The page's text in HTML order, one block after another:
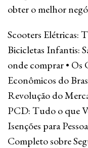
obter o melhor
Scooters Elétricas:
Bicicletas Infantis:
onde comprar• Os
Econômicos do
Revolução do
PCD: Tudo o que
Isenções para
Completo sobre